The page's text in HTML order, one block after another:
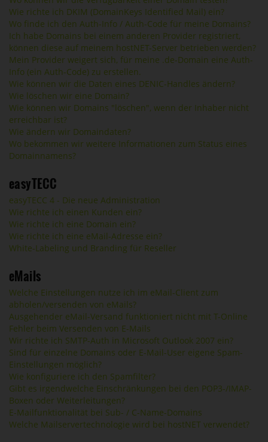
Wie richte ich DKIM (DomainKeys Identified Mail) ein?
Wo finde ich den Auth-Info / Auth-Code für meine Domains?
Ich habe Domains bei einem anderen Provider registriert,
können diese auf meinem hostNET-Server betrieben werden?
Mein Provider weigert sich, für meine .de-Domain eine Auth-
Info (ein Auth-Code) zu erstellen.
Wie können wir die Daten eines DENIC-Handles ändern?
Wie löschen wir eine Domain?
Wie können wir Domains "löschen", wenn der Inhaber nicht
erreichbar ist?
Wie ändern wir Domaindaten?
Wo bekommen wir weitere Informationen zum Status eines
Domainnamens?
easyTECC
easyTECC 4 - Die neue Administration
Wie richte ich einen Kunden ein?
Wie richte ich eine Domain ein?
Wie richte ich eine eMail-Adresse ein?
White-Labeling und Branding für Reseller
eMails
Welche Einstellungen nutze ich im eMail-Client zum
abholen/versenden von eMails?
Ausgehender eMail-Versand funktioniert nicht mit T-Online
Fehler beim Versenden von E-Mails
Wir richte ich SMTP-Auth in Microsoft Outlook 2007 ein?
Sind für einzelne Domains oder E-Mail-User eigene Spam-
Einstellungen möglich?
Wie konfiguriere ich den Spamfilter?
Gibt es irgendwelche Einschränkungen bei den POP3-/IMAP-
Boxen oder Weiterleitungen?
E-Mailfunktionalität bei Sub- / C-Name-Domains
Welche Mailservertechnologie wird bei hostNET verwendet?